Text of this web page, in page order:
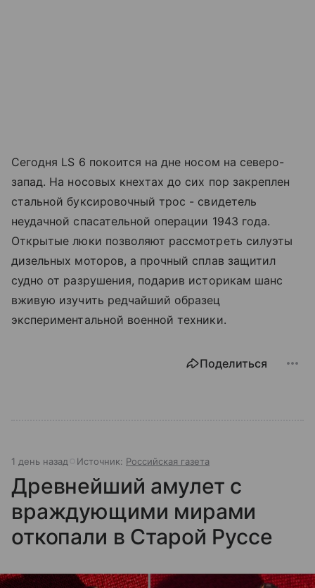
Сегодня LS 6 покоится на дне носом на северо-
запад. На носовых кнехтах до сих пор закреплен
стальной буксировочный трос - свидетель
неудачной спасательной операции 1943 года.
Открытые люки позволяют рассмотреть силуэты
дизельных моторов, а прочный сплав защитил
судно от разрушения, подарив историкам шанс
вживую изучить редчайший образец
экспериментальной военной техники.
Поделиться
1 день назад Источник: Российская газета
Древнейший амулет с
враждующими мирами
откопали в Старой Руссе